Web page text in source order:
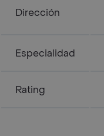
Dirección
Especialidad
Rating